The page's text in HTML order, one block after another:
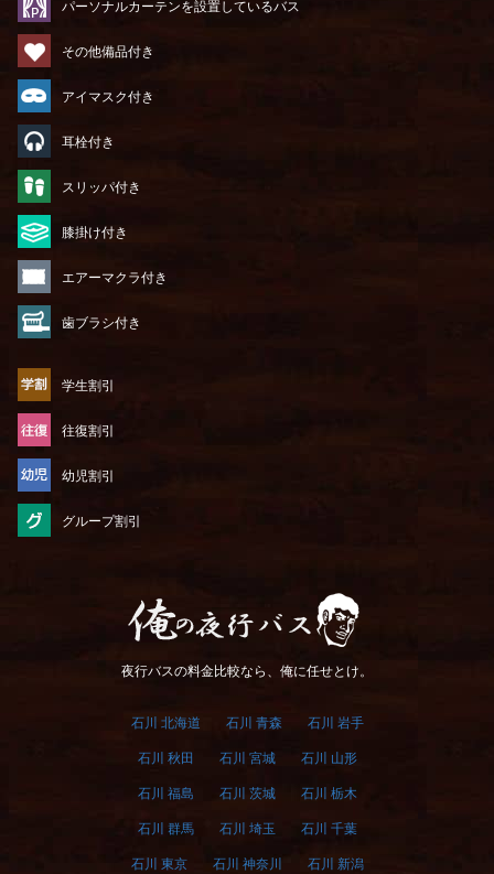
パーソナルカーテンを設置しているバス
その他備品付き
アイマスク付き
耳栓付き
スリッパ付き
膝掛け付き
エアーマクラ付き
歯ブラシ付き
学生割引
往復割引
幼児割引
グループ割引
俺の夜行バス
夜行バスの料金比較なら、俺に任せとけ。
石川 北海道 石川 青森 石川 岩手
石川 秋田 石川 宮城 石川 山形
石川 福島 石川 茨城 石川 栃木
石川 群馬 石川 埼玉 石川 千葉
石川 東京 石川 神奈川 石川 新潟